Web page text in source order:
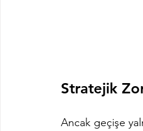
Stratejik
Ancak geçişe